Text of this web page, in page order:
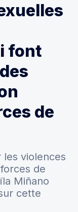
font
de
violences
de
Miñano
cette